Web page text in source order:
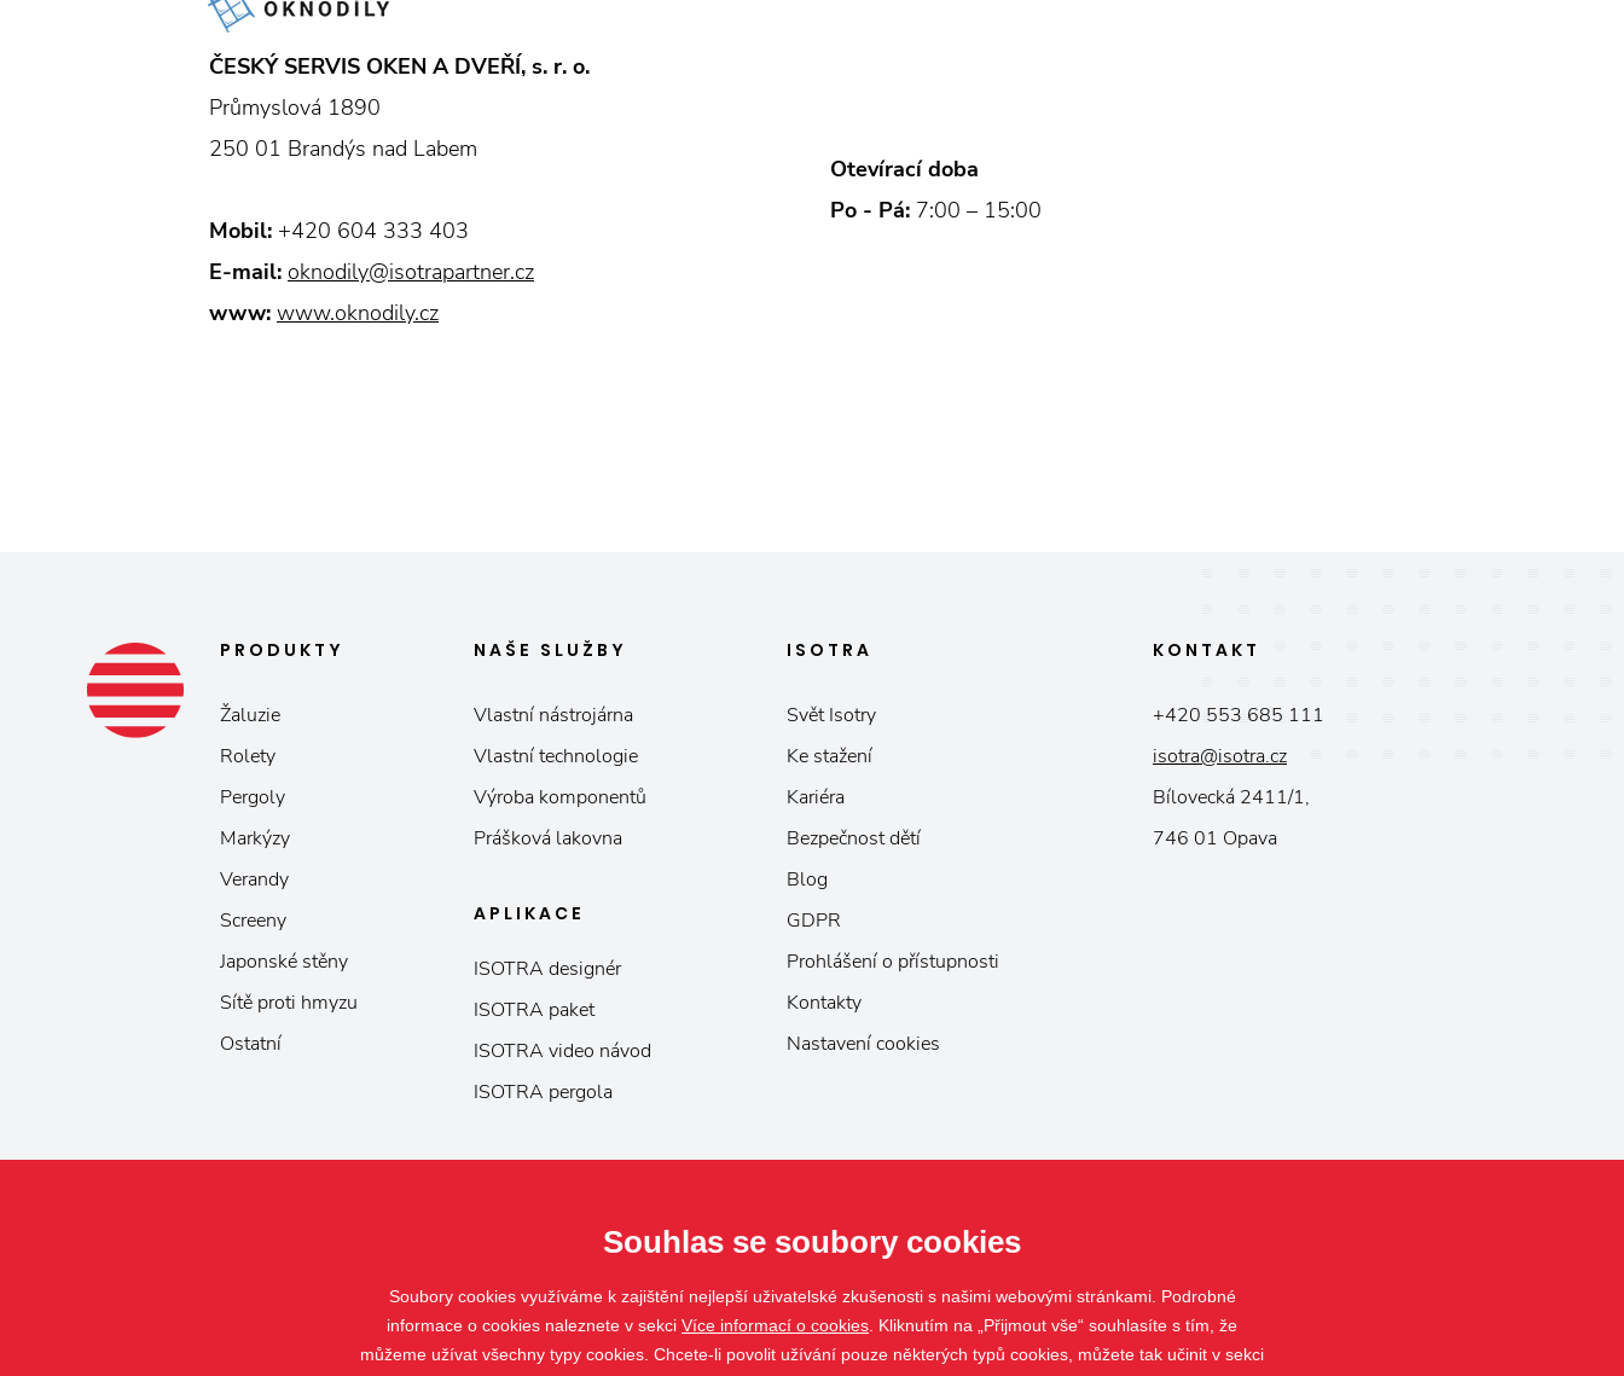
ČESKÝ SERVIS OKEN A DVEŘÍ, s. r. o.
Průmyslová 1890
250 01 Brandýs nad Labem
Mobil: +420 604 333 403
E-mail: oknodily@isotrapartner.cz
www: www.oknodily.cz
Otevírací doba
Po - Pá: 7:00 – 15:00
PRODUKTY
Žaluzie
Rolety
Pergoly
Markýzy
Verandy
Screeny
Japonské stěny
Sítě proti hmyzu
Ostatní
NAŠE SLUŽBY
Vlastní nástrojárna
Vlastní technologie
Výroba komponentů
Prášková lakovna
APLIKACE
ISOTRA designér
ISOTRA paket
ISOTRA video návod
ISOTRA pergola
ISOTRA
Svět Isotry
Ke stažení
Kariéra
Bezpečnost dětí
Blog
GDPR
Prohlášení o přístupnosti
Kontakty
Nastavení cookies
KONTAKT
+420 553 685 111
isotra@isotra.cz
Bílovecká 2411/1,
746 01 Opava
Souhlas se soubory cookies
Soubory cookies využíváme k zajištění nejlepší uživatelské zkušenosti s našimi webovými stránkami. Podrobné
informace o cookies naleznete v sekci Více informací o cookies . Kliknutím na „Přijmout vše“ souhlasíte s tím, že
můžeme užívat všechny typy cookies. Chcete-li povolit užívání pouze některých typů cookies, můžete tak učinit v sekci